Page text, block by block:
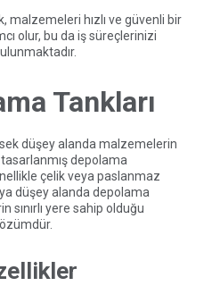
malzemeleri hızlı ve güvenli bir
olur, bu da iş süreçlerinizi
Tankları
düşey alanda malzemelerin
depolama
çelik veya paslanmaz
düşey alanda depolama
sınırlı yere sahip olduğu